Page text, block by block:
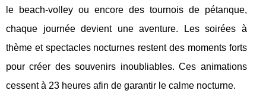
le beach-volley ou encore des tournois de pétanque,
chaque journée devient une aventure. Les soirées à
thème et spectacles nocturnes restent des moments forts
pour créer des souvenirs inoubliables. Ces animations
cessent à 23 heures afin de garantir le calme nocturne.